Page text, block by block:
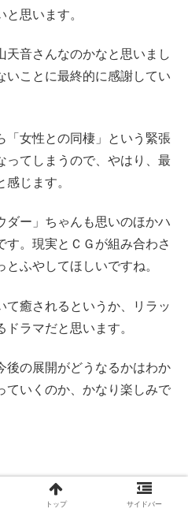
思います。
天音さんなのかなと思いまし
いことに最終的に感謝してい
「女性との同棲」という緊張
ってしまうので、やはり、最
じます。
ダー」ちゃんも思いのほかハ
す。現実とＣＧが組み合わさ
ふやしてほしいですね。
て癒されるというか、リラッ
ラマだと思います。
後の展開がどうなるかはわか
ていくのか、かなり楽しみで
にどうなるのか、原作のネタ
トップ サイドバー